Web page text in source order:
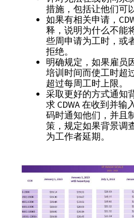
措施，包括让他们可
如果有相关申请，
释，说明为什么不能
些周申请为工时，或
拒绝。
明确规定，如果雇员
培训时间而使工时超
超过每周工时上限。
采取更好的方式通知
求 CDWA 在收到并输
码时通知他们，并且
策，规定如果背景调
为工作者延期。